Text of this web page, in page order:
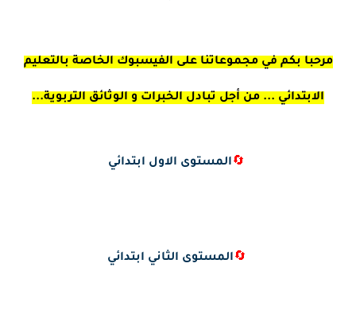
مرحبا بكم في مجموعاتنا على الفيسبوك الخاصة بالتعليم
الابتدائي ... من أجل تبادل الخبرات و الوثائق التربوية...
🔄المستوى الاول ابتدائي
🔄المستوى الثاني ابتدائي